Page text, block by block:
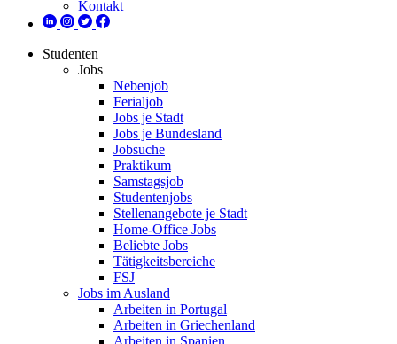
Kontakt
Studenten
Jobs
Nebenjob
Ferialjob
Jobs je Stadt
Jobs je Bundesland
Jobsuche
Praktikum
Samstagsjob
Studentenjobs
Stellenangebote je Stadt
Home-Office Jobs
Beliebte Jobs
Tätigkeitsbereiche
FSJ
Jobs im Ausland
Arbeiten in Portugal
Arbeiten in Griechenland
Arbeiten in Spanien